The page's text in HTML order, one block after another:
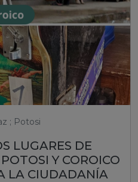
; Potosi
LUGARES DE
Y COROICO
LA CIUDADANÍA